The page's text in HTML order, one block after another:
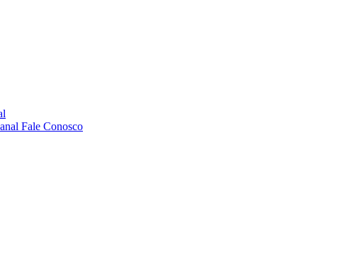
Fale Conosco